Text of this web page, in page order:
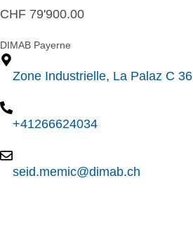
CHF 79'900.00
DIMAB Payerne
Zone Industrielle, La Palaz C 36
+41266624034
seid.memic@dimab.ch